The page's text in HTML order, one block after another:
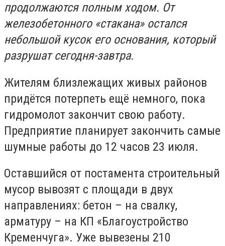
продолжаются полным ходом. От
железобетонного «стакана» остался
небольшой кусок его основания, который
разрушат сегодня-завтра.
Жителям близлежащих живых районов
придётся потерпеть ещё немного, пока
гидромолот закончит свою работу.
Предприятие планирует закончить самые
шумные работы до 12 часов 23 июля.
Оставшийся от постамента строительный
мусор вывозят с площади в двух
направлениях: бетон – на свалку,
арматуру – на КП «Благоустройство
Кременчуга». Уже вывезены 210